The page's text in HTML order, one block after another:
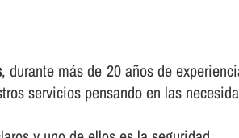
, durante más de 20 años de
servicios pensando en las